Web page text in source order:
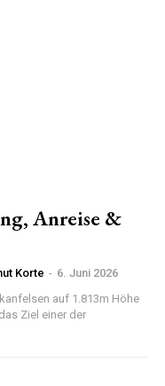
Anreise &
Korte - 6. Juni 2026
auf 1.813m Höhe
Ziel einer der